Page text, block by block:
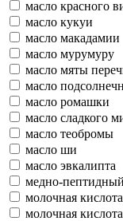
масло красного
масло кукуи
масло макадамии
масло мурумуру
масло мяты
масло
масло ромашки
масло сладкого
масло теобромы
масло ши
масло эвкалипта
медно-
молочная кислота
молочная кислота